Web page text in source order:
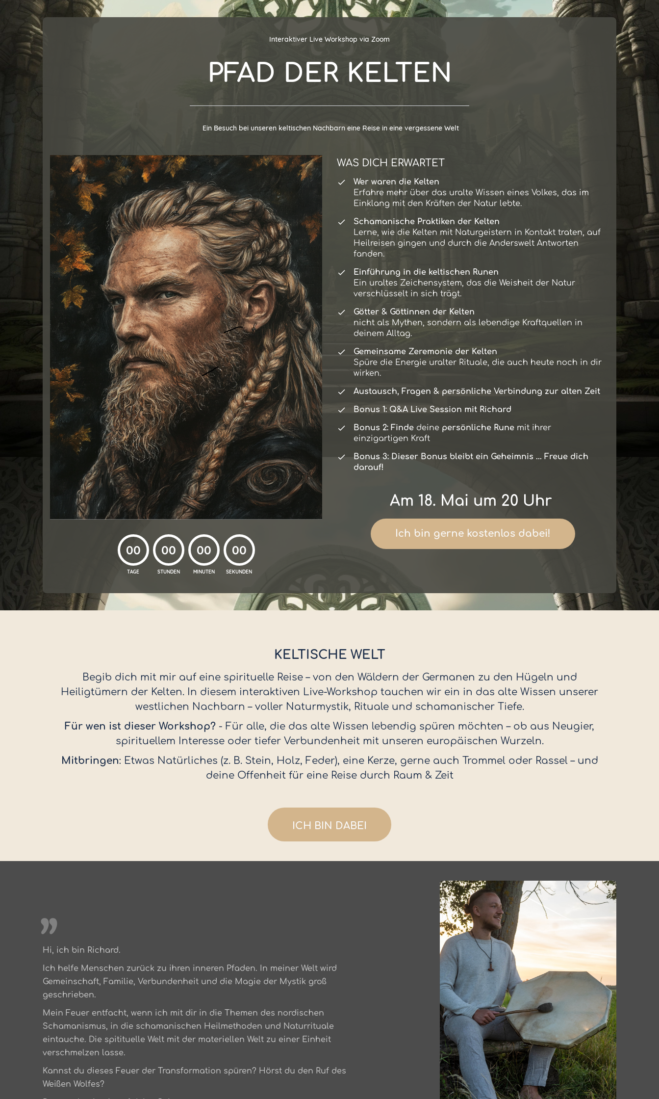
Interaktiver Live Workshop via Zoom
PFAD DER KELTEN
Ein Besuch bei unseren keltischen Nachbarn eine Reise in eine vergessene Welt
00
TAGE
00
STUNDEN
00
MINUTEN
00
SEKUNDEN
WAS DICH ERWARTET
Wer waren die Kelten
Erfahre mehr über das uralte Wissen eines Volkes, das im
Einklang mit den Kräften der Natur lebte.
Schamanische Praktiken der Kelten
Lerne, wie die Kelten mit Naturgeistern in Kontakt traten, auf
Heilreisen gingen und durch die Anderswelt Antworten
fanden.
Einführung in die keltischen Runen
Ein uraltes Zeichensystem, das die Weisheit der Natur
verschlüsselt in sich trägt.
Götter & Göttinnen der Kelten
nicht als Mythen, sondern als lebendige Kraftquellen in
deinem Alltag.
Gemeinsame Zeremonie der Kelten
Spüre die Energie uralter Rituale, die auch heute noch in dir
wirken.
Austausch, Fragen & persönliche Verbindung zur alten Zeit
Bonus 1: Q&A Live Session mit Richard
Bonus 2: Finde deine persönliche Rune mit ihrer
einzigartigen Kraft
Bonus 3: Dieser Bonus bleibt ein Geheimnis ... Freue dich
darauf!
Am 18. Mai um 20 Uhr
Ich bin gerne kostenlos dabei!
KELTISCHE WELT
Begib dich mit mir auf eine spirituelle Reise – von den Wäldern der Germanen zu den Hügeln und
Heiligtümern der Kelten. In diesem interaktiven Live-Workshop tauchen wir ein in das alte Wissen unserer
westlichen Nachbarn – voller Naturmystik, Rituale und schamanischer Tiefe.
Für wen ist dieser Workshop? - Für alle, die das alte Wissen lebendig spüren möchten – ob aus Neugier,
spirituellem Interesse oder tiefer Verbundenheit mit unseren europäischen Wurzeln.
Mitbringen: Etwas Natürliches (z. B. Stein, Holz, Feder), eine Kerze, gerne auch Trommel oder Rassel – und
deine Offenheit für eine Reise durch Raum & Zeit
ICH BIN DABEI
,,
Hi, ich bin Richard.
Ich helfe Menschen zurück zu ihren inneren Pfaden. In meiner Welt wird
Gemeinschaft, Familie, Verbundenheit und die Magie der Mystik groß
geschrieben.
Mein Feuer entfacht, wenn ich mit dir in die Themen des nordischen
Schamanismus, in die schamanischen Heilmethoden und Naturrituale
eintauche. Die spitituelle Welt mit der materiellen Welt zu einer Einheit
verschmelzen lasse.
Kannst du dieses Feuer der Transformation spüren? Hörst du den Ruf des
Weißen Wolfes?